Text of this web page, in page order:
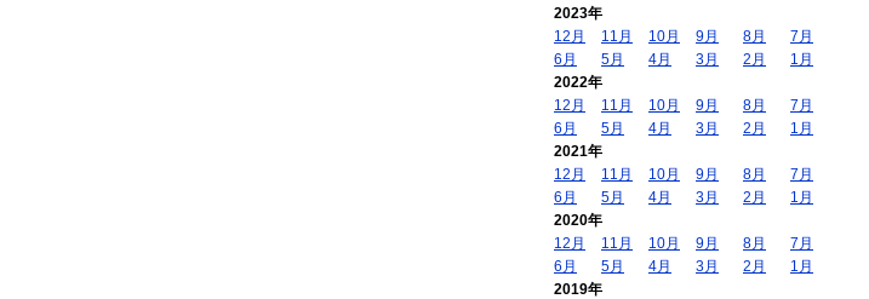
2023年
12月
11月 10月 9月 8月
7月
6月
5月 4月 3月 2月
1月
2022年
12月
11月 10月 9月 8月
7月
6月
5月 4月 3月 2月
1月
2021年
12月
11月 10月 9月 8月
7月
6月
5月 4月 3月 2月
1月
2020年
12月
11月 10月 9月 8月
7月
6月
5月 4月 3月 2月
1月
2019年